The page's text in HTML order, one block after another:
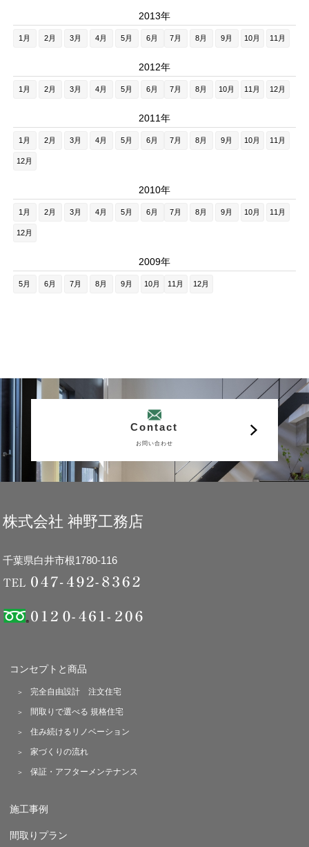
2013年
1月 2月 3月 4月 5月 6月 7月 8月 9月 10月 11月
2012年
1月 2月 3月 4月 5月 6月 7月 8月 10月 11月 12月
2011年
1月 2月 3月 4月 5月 6月 7月 8月 9月 10月 11月
12月
2010年
1月 2月 3月 4月 5月 6月 7月 8月 9月 10月 11月
12月
2009年
5月 6月 7月 8月 9月 10月 11月 12月
Contact
お問い合わせ
株式会社 神野工務店
千葉県白井市根1780-116
コンセプトと商品
完全自由設計 注文住宅
間取りで選べる 規格住宅
住み続けるリノベーション
家づくりの流れ
保証・アフターメンテナンス
施工事例
間取りプラン